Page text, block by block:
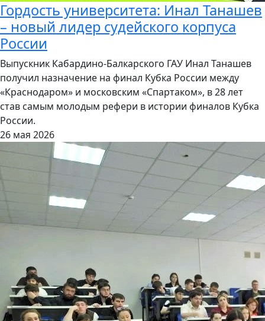
Гордость университета: Инал Танашев
– новый лидер судейского корпуса
России
Выпускник Кабардино-Балкарского ГАУ Инал Танашев
получил назначение на финал Кубка России между
«Краснодаром» и московским «Спартаком», в 28 лет
став самым молодым рефери в истории финалов Кубка
России.
26 мая 2026